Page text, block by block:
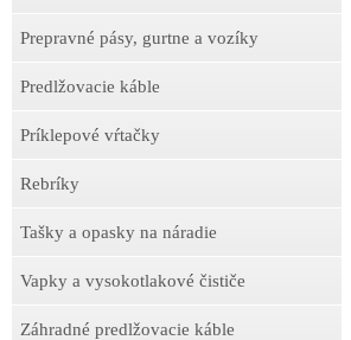
Prepravné pásy, gurtne a vozíky
Predlžovacie káble
Príklepové vŕtačky
Rebríky
Tašky a opasky na náradie
Vapky a vysokotlakové čističe
Záhradné predlžovacie káble